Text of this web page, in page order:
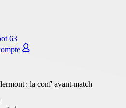
: la conf' avant-match